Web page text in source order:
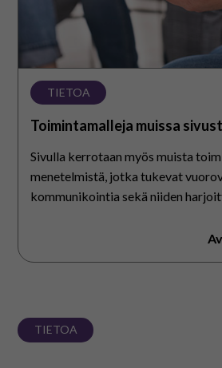
TIETOA
Toimintamalleja muissa
Sivulla kerrotaan myös muista
menetelmistä, jotka tukevat
kommunikointia sekä niiden
TIETOA